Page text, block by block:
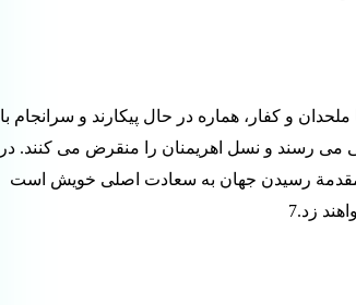
ملحدان و کفار، هماره در حال پیکارند و سرانجام با
می رسند و نسل اهریمنان را منقرض می کنند. در
مقدمة رسیدن جهان به سعادت اصلی خویش است
زد.7